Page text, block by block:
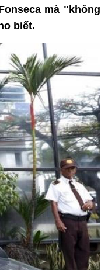
mà "không
biết.